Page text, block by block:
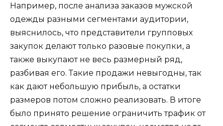
Например, после анализа заказов мужской
одежды разными сегментами аудитории,
выяснилось, что представители групповых
закупок делают только разовые покупки, а
также выкупают не весь размерный ряд,
разбивая его. Такие продажи невыгодны, так
как дают небольшую прибыль, а остатки
размеров потом сложно реализовать. В итоге
было принято решение ограничить трафик от